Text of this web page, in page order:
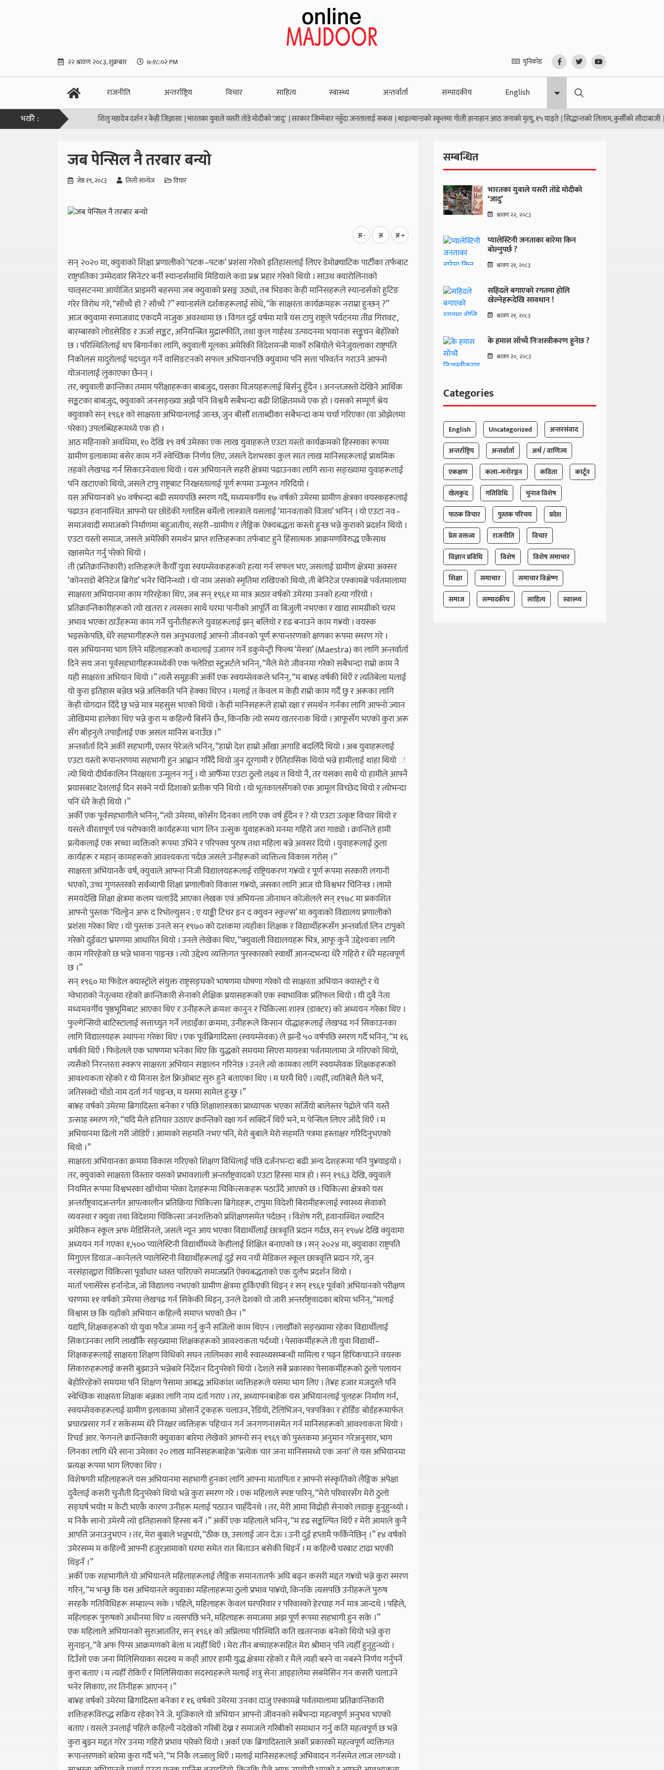
२२ श्रावण २०८३, शुक्रबार ७:१८:०३ PM युनिकोड
राजनीति अन्तर्राष्ट्रिय विचार साहित्य स्वास्थ्य अन्तर्वार्ता सम्पादकीय
English
भर्खरै :
शिलु महादेव दर्शन र केही जिज्ञासा |भारतका युवाले यसरी तोडे मोदीको ‘जादु’ |सरकार जिम्मेवार नहुँदा जनतालाई सकस |थाइल्यान्डको स्कूलमा गोली हानाहान आठ जनाको मृत्यु, १५ घाइते |सिद्धान्तको लिलाम, कुर्सीको सौदाबाजी |उठ जाग ए
जब पेन्सिल नै तरबार बन्यो
जेष्ठ १९, २०८३ लिली सान्चेज विचार
अ - अ अ +
सन् २०२० मा, क्युवाको शिक्षा प्रणालीको ‘पटक–पटक’ प्रशंसा गरेको इतिहासलाई लिएर डेमोक्र्याटिक पार्टीका तर्फबाट
राष्ट्रपतिका उम्मेदवार सिनेटर बर्नी स्यान्डर्समाथि मिडियाले कडा प्रश्न प्रहार गरेको थियो । साउथ क्यारोलिनाको
चाल्र्सटनमा आयोजित प्राइमरी बहसमा जब क्युवाको प्रसङ्ग उठ्यो, तब भिडका केही मानिसहरूले स्यान्डर्सको हुटिङ
गरेर विरोध गरे, “साँच्चै हो ? साँच्चै ?” स्यान्डर्सले दर्शकहरूलाई सोधे, “के साक्षरता कार्यक्रमहरू नराम्रा हुन्छन् ?”
आज क्युवामा समाजवाद एकदमै नाजुक अवस्थामा छ । विगत दुई वर्षमा मात्रै यस टापु राष्ट्रले पर्यटनमा तीव्र गिरावट,
बारम्बारको लोडसेडिङ र ऊर्जा सङ्कट, अनियन्त्रित मुद्रास्फीति, तथा कुल गार्हस्थ उत्पादनमा भयानक सङ्कुचन बेहोरेको
छ । परिस्थितिलाई थप बिगार्नका लागि, क्युवाली मूलका अमेरिकी विदेशमन्त्री मार्को रुबियोले भेनेजुयलाका राष्ट्रपति
निकोलस मादुरोलाई पदच्युत गर्ने वासिङटनको सफल अभियानपछि क्युवामा पनि सत्ता परिवर्तन गराउने आफ्नो
योजनालाई लुकाएका छैनन् ।
तर, क्युवाली क्रान्तिका तमाम परीक्षाहरूका बाबजुद, यसका विजयहरूलाई बिर्सनु हुँदैन । अनन्तजस्तो देखिने आर्थिक
सङ्कटका बाबजुद, क्युवाको जनसङ्ख्या अझै पनि विश्वमै सबैभन्दा बढी शिक्षितमध्ये एक हो । यसको सम्पूर्ण श्रेय
क्युवाको सन् १९६१ को साक्षरता अभियानलाई जान्छ, जुन बीसौँ शताब्दीका सबैभन्दा कम चर्चा गरिएका (वा ओझेलमा
परेका) उपलब्धिहरूमध्ये एक हो ।
आठ महिनाको अवधिमा, १० देखि १९ वर्ष उमेरका एक लाख युवाहरूले एउटा यस्तो कार्यक्रमको हिस्साका रूपमा
ग्रामीण इलाकामा बसेर काम गर्ने स्वेच्छिक निर्णय लिए, जसले देशभरका कुल सात लाख मानिसहरूलाई प्राथमिक
तहको लेखपढ गर्न सिकाउनेवाला थियो । यस अभियानले सहरी क्षेत्रमा पढाउनका लागि साना सङ्ख्यामा युवाहरूलाई
पनि खटाएको थियो, जसले टापु राष्ट्रबाट निरक्षरतालाई पूर्ण रूपमा उन्मूलन गरिदियो ।
यस अभियानको ४० वर्षभन्दा बढी समयपछि स्मरण गर्दै, मध्यमवर्गीय १७ वर्षको उमेरमा ग्रामीण क्षेत्रका वयस्कहरूलाई
पढाउन हवानास्थित आफ्नो घर छोडेकी ग्लाडिस बर्मेलो लास्त्राले यसलाई ‘मानवताको विजय’ भनिन् । यो एउटा नव–
समाजवादी समाजको निर्माणमा बहुजातीय, सहरी–ग्रामीण र लैङ्गिक ऐक्यबद्धता कस्तो हुन्छ भन्ने कुराको प्रदर्शन थियो ।
एउटा यस्तो समाज, जसले अमेरिकी समर्थन प्राप्त शक्तिहरूका तर्फबाट हुने हिंसात्मक आक्रमणविरुद्ध एकैसाथ
रक्षासमेत गर्नु परेको थियो ।
ती (प्रतिक्रान्तिकारी) शक्तिहरूले कैयौँ युवा स्वयम्सेवकहरूको हत्या गर्न सफल भए, जसलाई ग्रामीण क्षेत्रमा अक्सर
‘कोनराडो बेनिटेज ब्रिगेड’ भनेर चिनिन्थ्यो । यो नाम जसको स्मृतिमा राखिएको थियो, ती बेनिटेज एस्कामब्रे पर्वतमालामा
साक्षरता अभियानमा काम गरिरहेका थिए, जब सन् १९६१ मा मात्र अठार वर्षको उमेरमा उनको हत्या गरियो ।
प्रतिक्रान्तिकारीहरूको त्यो खतरा र त्यसका साथै घरमा पानीको आपूर्ति वा बिजुली नभएका र खाद्य सामग्रीको चरम
अभाव भएका ठाउँहरूमा काम गर्ने चुनौतीहरूले युवाहरूलाई झन् बलियो र दृढ बनाउने काम ग¥यो । वयस्क
भइसकेपछि, धेरै सहभागीहरूले यस अनुभवलाई आफ्नो जीवनको पूर्ण रूपान्तरणको क्षणका रूपमा स्मरण गरे ।
यस अभियानमा भाग लिने महिलाहरूको कथालाई उजागर गर्ने डकुमेन्ट्री फिल्म ‘मेस्त्रा’ (Maestra) का लागि अन्तर्वार्ता
दिने सय जना पूर्वसहभागीहरूमध्येकी एक फ्लेरिडा स्टुअर्टले भनिन्, “मैले मेरो जीवनमा गरेको सबैभन्दा राम्रो काम नै
यही साक्षरता अभियान थियो ।” त्यसै समूहकी अर्की एक स्वयम्सेवकले भनिन्, “म बा¥ह वर्षकी थिएँ र त्यतिबेला मलाई
यो कुरा इतिहास बन्नेछ भन्ने अलिकति पनि हेक्का थिएन । मलाई त केवल म केही राम्रो काम गर्दै छु र अरूका लागि
केही योगदान दिँदै छु भन्ने मात्र महसुस भएको थियो । केही मानिसहरूले हाम्रो रक्षा र समर्थन गर्नका लागि आफ्नो ज्यान
जोखिममा हालेका थिए भन्ने कुरा म कहिल्यै बिर्सने छैन, किनकि त्यो समय खतरनाक थियो । आफूसँग भएको कुरा अरू
सँग बाँड्नुले तपाईँलाई एक असल मानिस बनाउँछ ।”
अन्तर्वार्ता दिने अर्की सहभागी, एस्तर पेरेजले भनिन्, “हाम्रो देश हाम्रो आँखा अगाडि बदलिँदै थियो । अब युवाहरूलाई
एउटा यस्तो रूपान्तरणमा सहभागी हुन आह्वान गरिँदै थियो जुन दूरगामी र ऐतिहासिक थियो भन्ने हामीलाई थाहा थियो ः
त्यो थियो दीर्घकालिन निरक्षरता उन्मूलन गर्नु । यो आफैँमा एउटा ठुलो लक्ष्य त थियो नै, तर यसका साथै यो हामीले आफ्नै
प्रयासबाट देशलाई दिन सक्ने नयाँ दिशाको प्रतीक पनि थियो । यो भूतकालसँगको एक आमूल विच्छेद थियो र त्योभन्दा
पनि धेरै केही थियो ।”
अर्की एक पूर्वसहभागीले भनिन्, “त्यो उमेरमा, कोसँग दिनका लागि एक वर्ष हुँदैन र ? यो एउटा उत्कृष्ट विचार थियो र
यसले वीरतापूर्ण एवं परोपकारी कार्यहरूमा भाग लिन उत्सुक युवाहरूको मनमा गहिरो जरा गाड्यो । क्रान्तिले हामी
प्रत्येकलाई एक सच्चा व्यक्तिको रूपमा उभिने र परिपक्व पुरुष तथा महिला बन्ने अवसर दियो । युवाहरूलाई ठुला
कार्यहरू र महान् कामहरूको आवश्यकता पर्दछ जसले उनीहरूको व्यक्तित्व विकास गरोस् ।”
साक्षरता अभियानकै वर्ष, क्युवाले आफ्ना निजी विद्यालयहरूलाई राष्ट्रियकरण ग¥यो र पूर्ण रूपमा सरकारी लगानी
भएको, उच्च गुणस्तरको सर्वव्यापी शिक्षा प्रणालीको विकास ग¥यो, जसका लागि आज यो विश्वभर चिनिन्छ । लामो
समयदेखि शिक्षा क्षेत्रमा कलम चलाउँदै आएका लेखक एवं अभियन्ता जोनाथन कोजोलले सन् १९७८ मा प्रकाशित
आफ्नो पुस्तक ‘चिल्ड्रेन अफ द रिभोल्युसन : ए याङ्की टिचर इन द क्युवन स्कुल्स’ मा क्युवाको विद्यालय प्रणालीको
प्रशंसा गरेका थिए । यो पुस्तक उनले सन् १९७० को दशकमा त्यहाँका शिक्षक र विद्यार्थीहरूसँग अन्तर्वार्ता लिन टापुको
गरेको दुईवटा भ्रमणमा आधारित थियो । उनले लेखेका थिए, “क्युवाली विद्यालयहरू भित्र, आफू कुनै उद्देश्यका लागि
काम गरिरहेको छ भन्ने भावना पाइन्छ । त्यो उद्देश्य व्यक्तिगत पुरस्कारको स्वार्थी आनन्दभन्दा धेरै गहिरो र धेरै महत्वपूर्ण
छ ।”
सन् १९६० मा फिडेल क्यास्ट्रोले संयुक्त राष्ट्रसङ्घको भाषणमा घोषणा गरेको यो साक्षरता अभियान क्यास्ट्रो र चे
ग्वेभाराको नेतृत्वमा रहेको क्रान्तिकारी सेनाको शैक्षिक प्रयासहरूको एक स्वाभाविक प्रतिफल थियो । यी दुवै नेता
मध्यमवर्गीय पृष्ठभूमिबाट आएका थिए र उनीहरूले क्रमशः कानुन र चिकित्सा शास्त्र (डाक्टर) को अध्ययन गरेका थिए ।
फुल्गेन्सियो बाटिस्टालाई सत्ताच्युत गर्ने लडाइँका क्रममा, उनीहरूले किसान योद्धाहरूलाई लेखपढ गर्न सिकाउनका
लागि विद्यालयहरू स्थापना गरेका थिए । एक पूर्वब्रिगादिस्ता (स्वयम्सेवक) ले झन्डै ५० वर्षपछि स्मरण गर्दै भनिन्, “म १६
वर्षकी थिएँ । फिडेलले एक भाषणमा भनेका थिए कि युद्धको समयमा सिएरा मायस्त्रा पर्वतमालामा जे गरिएको थियो,
त्यसैको निरन्तरता स्वरूप साक्षरता अभियान सञ्चालन गरिनेछ । उनले त्यो कामका लागि स्वयम्सेवक शिक्षकहरूको
आवश्यकता रहेको र यो मिनास डेल फ्रिओबाट सुरु हुने बताएका थिए । म घरमै थिएँ । त्यहीँ, त्यतिबेलै मैले भनेँ,
जतिसक्दो चाँडो नाम दर्ता गर्न पाइन्छ, म यसमा सामेल हुन्छु ।”
बा¥ह वर्षको उमेरमा ब्रिगादिस्ता बनेका र पछि शिक्षाशास्त्रका प्राध्यापक भएका सर्जियो बालेस्तर पेद्रोले पनि यस्तै
उत्साह स्मरण गरे, “यदि मैले हतियार उठाएर क्रान्तिको रक्षा गर्न सक्दिनँ थिएँ भने, म पेन्सिल लिएर जाँदै थिएँ । म
अभियानमा ढिलो गरी जोडिएँ । आमाको सहमति नभए पनि, मेरो बुबाले मेरो सहमति पत्रमा हस्ताक्षर गरिदिनुभएको
थियो ।”
साक्षरता अभियानका क्रममा विकास गरिएको शिक्षण विधिलाई पछि दर्जनभन्दा बढी अन्य देशहरूमा पनि पु¥याइयो ।
तर, क्युवाको साक्षरता विस्तार यसको प्रभावशाली अन्तर्राष्ट्रवादको एउटा हिस्सा मात्र हो । सन् १९६३ देखि, क्युवाले
नियमित रूपमा विश्वभरका खाँचोमा परेका देशहरूमा चिकित्सकहरू पठाउँदै आएको छ । चिकित्सा क्षेत्रको यस
अन्तर्राष्ट्रवादअन्तर्गत आपत्कालीन प्रतिक्रिया चिकित्सा ब्रिगेडहरू, टापुमा विदेशी बिरामीहरूलाई स्वास्थ्य सेवाको
व्यवस्था र क्युवा तथा विदेशमा चिकित्सा जनशक्तिको प्रशिक्षणसमेत पर्दछन् । विशेष गरी, हवानास्थित ल्याटिन
अमेरिकन स्कूल अफ मेडिसिनले, जसले न्यून आय भएका विद्यार्थीलाई छात्रवृत्ति प्रदान गर्दछ, सन् १९७४ देखि क्युवामा
अध्ययन गर्न गएका १,५०० प्यालेस्टिनी विद्यार्थीमध्ये केहीलाई शिक्षित बनाएको छ । सन् २०२४ मा, क्युवाका राष्ट्रपति
मिगुएल डियाज–कानेलले प्यालेस्टिनी विद्यार्थीहरूलाई दुई सय नयाँ मेडिकल स्कूल छात्रवृत्ति प्रदान गरे, जुन
नरसंहारद्वारा चिकित्सा पूर्वाधार ध्वस्त पारिएको समाजप्रति ऐक्यबद्धताको एक दुर्लभ प्रदर्शन थियो ।
मार्ता प्लासेरेस हर्नान्डेज, जो विद्यालय नभएको ग्रामीण क्षेत्रमा हुर्किएकी थिइन् र सन् १९६१ पूर्वको अभियानको परीक्षण
चरणमा ११ वर्षको उमेरमा लेखपढ गर्न सिकेकी थिइन्, उनले देशको यो जारी अन्तर्राष्ट्रवादका बारेमा भनिन्, “मलाई
विश्वास छ कि यहाँको अभियान कहिल्यै समाप्त भएको छैन ।”
यद्यपि, शिक्षकहरूको यो युवा फौज जम्मा गर्नु कुनै सजिलो काम थिएन । लाखौँको सङ्ख्यामा रहेका विद्यार्थीलाई
सिकाउनका लागि लाखौँकै सङ्ख्यामा शिक्षकहरूको आवश्यकता पर्दथ्यो । पेसाकर्मीहरूले ती युवा विद्यार्थी–
शिक्षकहरूलाई साक्षरता शिक्षण विधिको सघन तालिमका साथै स्वास्थ्यसम्बन्धी मामिला र पढ्न हिच्किचाउने वयस्क
सिकारुहरूलाई कसरी बुझाउने भन्नेबारे निर्देशन दिनुपरेको थियो । देशले सबै प्रकारका पेसाकर्मीहरूको ठुलो पलायन
बेहोरिरहेको समयमा पनि शिक्षण पेसामा आबद्ध अधिकांश व्यक्तिहरूले यसमा भाग लिए । ते¥ह हजार मजदुरले पनि
स्वेच्छिक साक्षरता शिक्षक बन्नका लागि नाम दर्ता गराए । तर, अध्यापनबाहेक यस अभियानलाई पुलहरू निर्माण गर्न,
स्वयम्सेवकहरूलाई ग्रामीण इलाकामा ओसार्ने ट्रकहरू चलाउन, रेडियो, टेलिभिजन, पत्रपत्रिका र होर्डिङ बोर्डहरूमार्फत
प्रचारप्रसार गर्न र सकेसम्म धेरै निरक्षर व्यक्तिहरू पहिचान गर्न जनगणनासमेत गर्न मानिसहरूको आवश्यकता थियो ।
रिचर्ड आर. फेगनले क्रान्तिकारी क्युवाका बारेमा लेखेको आफ्नो सन् १९६९ को पुस्तकमा अनुमान गरेअनुसार, भाग
लिनका लागि धेरै साना उमेरका २० लाख मानिसहरूबाहेक ‘प्रत्येक चार जना मानिसमध्ये एक जना’ ले यस अभियानमा
प्रत्यक्ष रूपमा भाग लिएका थिए ।
विशेषगरी महिलाहरूले यस अभियानमा सहभागी हुनका लागि आफ्ना मातापिता र आफ्नो संस्कृतिको लैङ्गिक अपेक्षा
दुवैलाई कसरी चुनौती दिनुपरेको थियो भन्ने कुरा स्मरण गरे । एक महिलाले स्पष्ट पारिन्, “मेरो परिवारसँग मेरो ठुलो
सङ्घर्ष भयो† म केटी भएकै कारण उनीहरू मलाई पठाउन चाहँदैनथे । तर, मेरी आमा विद्रोही सेनाको लडाकु हुनुहुन्थ्यो ।
म निकै सानो उमेरमै त्यो इतिहासको हिस्सा बनेँ ।” अर्की एक महिलाले भनिन्, “म दृढ सङ्कल्पित थिएँ र मेरी आमाले कुनै
आपत्ति जनाउनुभएन । तर, मेरा बुबाले भन्नुभयो, “ठीक छ, उसलाई जान देऊ । उनी दुई हप्तामै फर्किनेछिन् ।” १४ वर्षको
उमेरसम्म म कहिल्यै आफ्नी हजुरआमाको घरमा समेत रात बिताउन बसेकी थिइनँ । म कहिल्यै घरबाट टाढा भएकी
थिइनँ ।”
अर्की एक सहभागीले यो अभियानले महिलाहरूलाई लैङ्गिक समानतातर्फ अघि बढ्न कसरी मद्दत ग¥यो भन्ने कुरा स्मरण
गरिन्, “म भन्छु कि यस अभियानले क्युवाका महिलाहरूमा ठुलो प्रभाव पा¥यो, किनकि त्यसपछि उनीहरूले पुरुष
सरहकै गतिविधिहरू सम्हाल्न सके । पहिले, महिलाहरू केवल घरपरिवार र परिवारको हेरचाह गर्न मात्र जान्दथे । पहिले,
महिलाहरू पुरुषको अधीनमा थिए ¤ त्यसपछि भने, महिलाहरू समाजमा अझ पूर्ण रूपमा सहभागी हुन सके ।”
एक महिलाले अभियानको सुरुआततिर, सन् १९६१ को अप्रिलमा परिस्थिति कति खतरनाक बनेको थियो भन्ने कुरा
सुनाइन्, “वे अफ पिग्स आक्रमणको बेला म त्यहीँ थिएँ । मेरा तीन बच्चाहरूसहित मेरा श्रीमान् पनि त्यहीँ हुनुहुन्थ्यो ।
दिउँसो एक जना मिलिसियाका सदस्य म कहाँ आएर हामी युद्ध क्षेत्रमा रहेको र मैले त्यहाँ बस्ने वा नबस्ने निर्णय गर्नुपर्ने
कुरा बताए । म त्यहीँ रोकिएँ र मिलिसियाका सदस्यहरूले मलाई शत्रु सेना आइहालेमा सबमेसिन गन कसरी चलाउने
भनेर सिकाए, तर तिनीहरू आएनन् ।”
बा¥ह वर्षको उमेरमा ब्रिगादिस्ता बनेका र १६ वर्षको उमेरमा उनका दाजु एस्कामब्रे पर्वतमालामा प्रतिक्रान्तिकारी
शक्तिहरूविरुद्ध सक्रिय रहेका रेने जे. मुजिकाले यो अभियान आफ्नो जीवनको सबैभन्दा महत्वपूर्ण अनुभव भएको
बताए । यसले उनलाई पहिले कहिल्यै नदेखेको गरिबी देख्न र समाजले गरिबीको समाधान गर्नु कति महत्वपूर्ण छ भन्ने
कुरा बुझ्न मद्दत गरेर उनमा गहिरो प्रभाव पारेको थियो । अर्का एक ब्रिगादिस्ताले अर्को प्रकारको महत्वपूर्ण व्यक्तिगत
रूपान्तरणको बारेमा कुरा गर्दै भने, “म निकै लज्जालु थिएँ । मलाई मानिसहरूलाई अभिवादन गर्नसमेत लाज लाग्थ्यो ।
सम्बन्धित
भारतका युवाले यसरी तोडे मोदीको
‘जादु’
श्रावण २२, २०८३
प्यालेस्टिनी जनताका बारेमा किन
बोल्नुपर्छ ?
श्रावण २१, २०८३
सहिदले बगाएको रगतमा होलि
खेल्नेहरूदेखि सावधान !
श्रावण २१, २०८३
के हमास साँच्चै निःशस्त्रीकरण हुनेछ ?
श्रावण २०, २०८३
Categories
English Uncategorized
अन्तरसंवाद
अन्तर्राष्ट्रिय
अन्तर्वार्ता
अर्थ / वाणिज्य
एकक्षण
कला–मनोरञ्जन कविता
कार्टून
खेलकुद
गतिविधि
चुनाव विशेष
पाठक विचार
पुस्तक परिचय
प्रदेश
प्रेस वक्तव्य
राजनीति
विचार
विज्ञान प्रविधि
विशेष
विशेष समाचार
शिक्षा
समाचार
समाचार विश्लेष्ण
समाज
सम्पादकीय साहित्य स्वास्थ्य